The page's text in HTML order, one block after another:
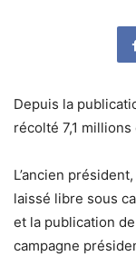
Depuis la
récolté 7,1
L’ancien
laissé libre sous
et la publication
campagne